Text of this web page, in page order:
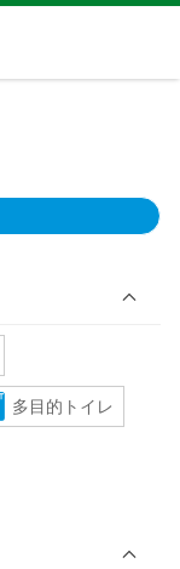
多目的トイレ